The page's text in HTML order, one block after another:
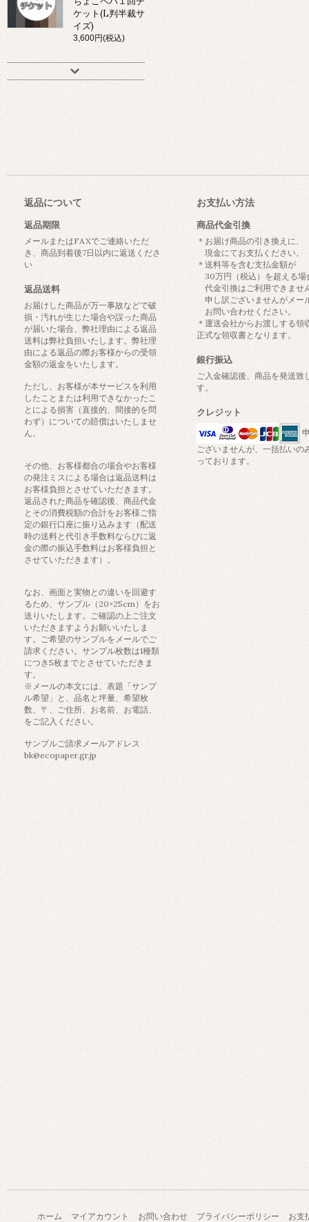
ケット(L判半裁サ
イズ)
3,600円(税込)
返品について
返品期限
メールまたはFAXでご連絡いただ
き、商品到着後7日以内に返送くださ
い
返品送料
お届けした商品が万一事故などで破
損・汚れが生じた場合や誤った商品
が届いた場合、弊社理由による返品
送料は弊社負担いたします。弊社理
由による返品の際お客様からの受領
金額の返金をいたします。
ただし、お客様が本サービスを利用
したことまたは利用できなかったこ
とによる損害（直接的、間接的を問
わず）についての賠償はいたしませ
ん。
その他、お客様都合の場合やお客様
の発注ミスによる場合は返品送料は
お客様負担とさせていただきます。
返品された商品を確認後、商品代金
とその消費税額の合計をお客様ご指
定の銀行口座に振り込みます（配送
時の送料と代引き手数料ならびに返
金の際の振込手数料はお客様負担と
させていただきます）。
なお、画面と実物との違いを回避す
るため、サンプル（20×25cm）をお
送りいたします。ご確認の上ご注文
いただきますようお願いいたしま
す。ご希望のサンプルをメールでご
請求ください。サンプル枚数は1種類
につき5枚までとさせていただきま
す。
※メールの本文には、表題「サンプ
ル希望」と、品名と坪量、希望枚
数、〒、ご住所、お名前、お電話、
をご記入ください。
サンプルご請求メールアドレス
bk@ecopaper.gr.jp
お支払い方法
商品代金引換
＊お届け商品の引き換えに、
現金にてお支払ください。
＊送料等を含む支払金額が
30万円（税込）を超える場
代金引換はご利用できませ
申し訳ございませんがメー
お問い合わせください。
＊運送会社からお渡しする領
正式な領収書となります。
銀行振込
ご入金確認後、商品を発送致
す。
クレジット
ございませんが、一括払いの
っております。
ホーム マイアカウント お問い合わせ プライバシーポリシー お支